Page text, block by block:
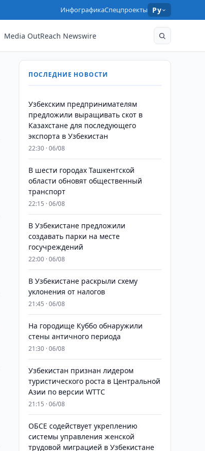
ИнфографикаСпецпроекты Ру
Media OutReach Newswire
ПОСЛЕДНИЕ НОВОСТИ
Узбекским предпринимателям
предложили выращивать скот в
Казахстане для последующего
экспорта в Узбекистан
22:30 · 06/08
В шести городах Ташкентской
области обновят общественный
транспорт
22:15 · 06/08
В Узбекистане предложили
создавать парки на месте
госучреждений
22:00 · 06/08
В Узбекистане раскрыли схему
уклонения от налогов
21:45 · 06/08
На городище Куббо обнаружили
стены античного периода
21:30 · 06/08
Узбекистан признан лидером
туристического роста в Центральной
Азии по версии WTTC
21:15 · 06/08
ОБСЕ содействует укреплению
системы управления женской
трудовой миграцией в Узбекистане